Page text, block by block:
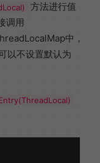
方法进行值
调用
中，
以不设置默认为